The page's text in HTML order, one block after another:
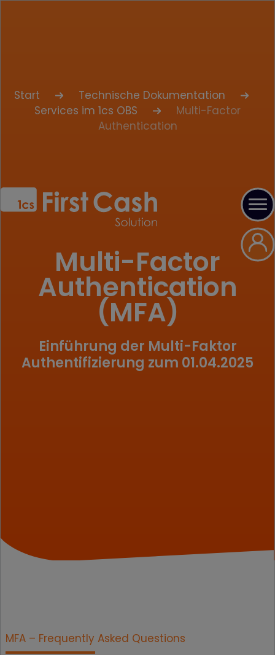
Start
Technische Dokumentation
Services im 1cs OBS
Multi-Factor
Authentication
Multi-Factor
Authentication
(MFA)
Einführung der Multi-Faktor
Authentifizierung zum 01.04.2025
MFA – Frequently Asked Questions